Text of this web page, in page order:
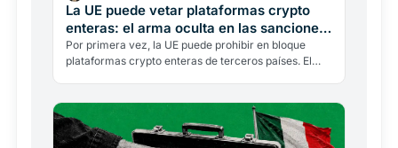
La UE puede vetar plataformas crypto
enteras: el arma oculta en las sanciones
a Rusia
Por primera vez, la UE puede prohibir en bloque
plataformas crypto enteras de terceros países. El